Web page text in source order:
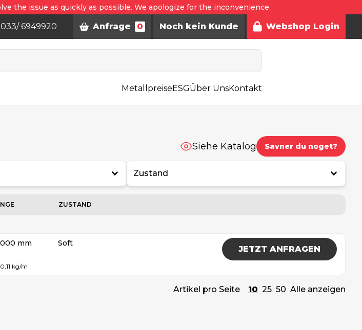
the issue as quickly as possible. We apologize for the inconvenience.
6949920 Anfrage 0 Noch kein Kunde Webshop Login
Metallpreise ESGÜber UnsKontakt
Siehe Katalog Savner du noget?
Zustand
ZUSTAND
mm Soft
JETZT ANFRAGEN
kg/m
Artikel pro Seite 10 25 50 Alle anzeigen